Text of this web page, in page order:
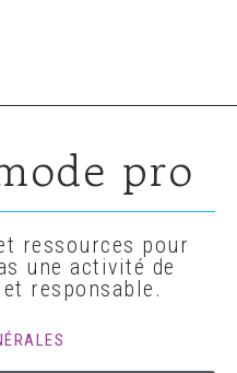
pro
ressources pour
une activité de
responsable.